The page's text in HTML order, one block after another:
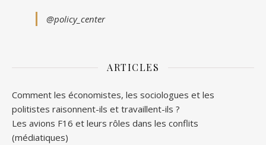
@policy_center
ARTICLES
Comment les économistes, les sociologues et les
politistes raisonnent-ils et travaillent-ils ?
Les avions F16 et leurs rôles dans les conflits
(médiatiques)